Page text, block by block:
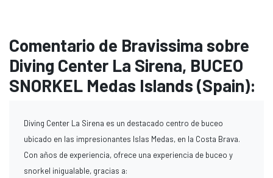
Comentario de Bravissima sobre
Diving Center La Sirena, BUCEO
SNORKEL Medas Islands (Spain):
Diving Center La Sirena es un destacado centro de buceo
ubicado en las impresionantes Islas Medas, en la Costa Brava.
Con años de experiencia, ofrece una experiencia de buceo y
snorkel inigualable, gracias a: